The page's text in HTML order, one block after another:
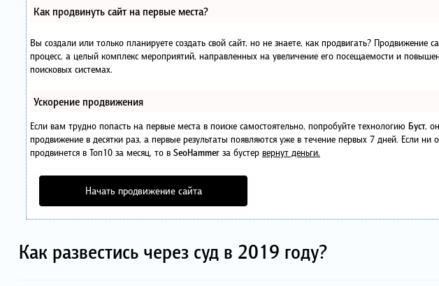
Как продвинуть сайт на первые места?
Вы создали или только планируете создать свой сайт, но не знаете, как продвигать? Продвижение
процесс, а целый комплекс мероприятий, направленных на увеличение его посещаемости и
поисковых системах.
Ускорение продвижения
Если вам трудно попасть на первые места в поиске самостоятельно, попробуйте технологию Буст,
продвижение в десятки раз, а первые результаты появляются уже в течение первых 7 дней. Если ни
продвинется в Топ10 за месяц, то в SeoHammer за бустер вернут деньги.
Начать продвижение сайта
Как развестись через суд в 2019 году?